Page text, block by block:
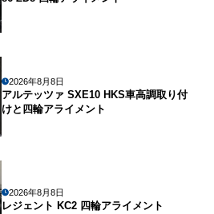
2026年8月8日
アルテッツァ SXE10 HKS車高調取り付
けと四輪アライメント
2026年8月8日
レジェント KC2 四輪アライメント